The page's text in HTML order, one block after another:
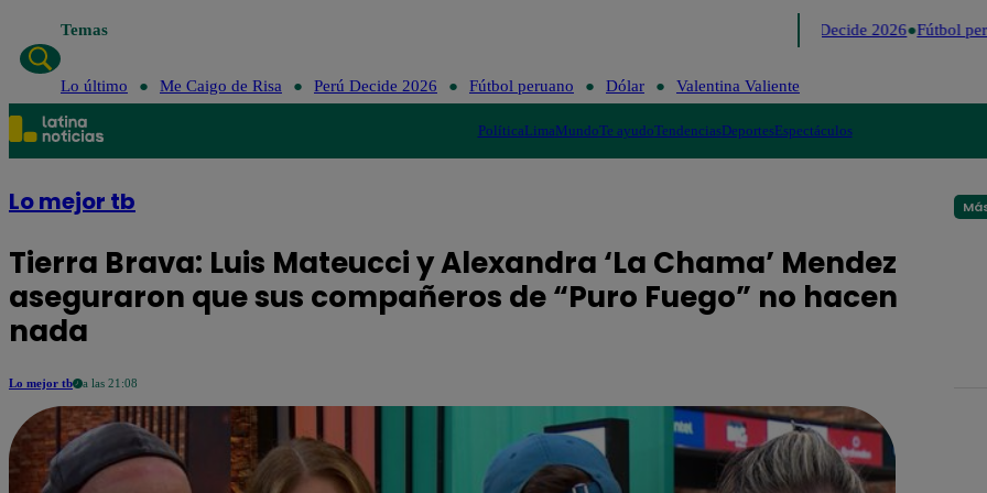
Temas Perú Decide 2026 Fútbol
Lo último Me Caigo de Risa Perú Decide 2026 Fútbol peruano Dólar Valentina Valiente
PolíticaLimaMundoTe ayudoTendenciasDeportesEspectáculos
Lo mejor tb
Tierra Brava: Luis Mateucci y Alexandra ‘La Chama’ Mendez
aseguraron que sus compañeros de “Puro Fuego” no hacen
nada
Lo mejor tb a las 21:08